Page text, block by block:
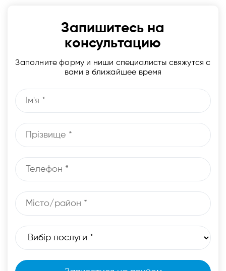
Запишитесь на
консультацию
Заполните форму и ниши специалисты свяжутся с
вами в ближайшее время